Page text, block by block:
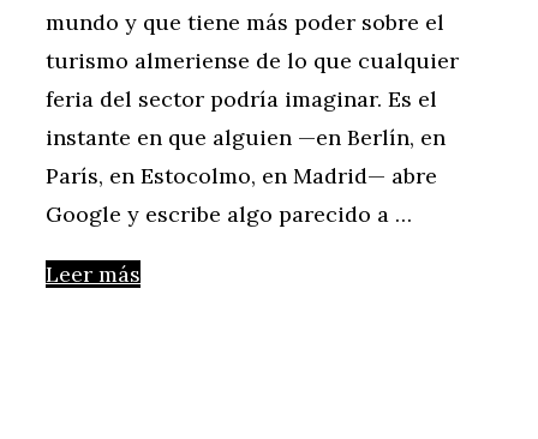
mundo y que tiene más poder sobre el
turismo almeriense de lo que cualquier
feria del sector podría imaginar. Es el
instante en que alguien —en Berlín, en
París, en Estocolmo, en Madrid— abre
Google y escribe algo parecido a …
Leer más